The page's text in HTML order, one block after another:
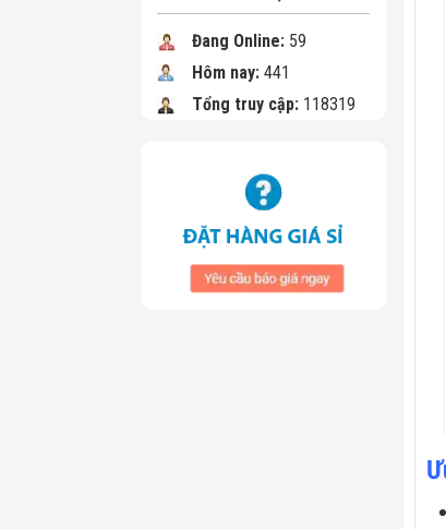
Đang Online: 59
Hôm nay: 441
Tổng truy cập: 118319